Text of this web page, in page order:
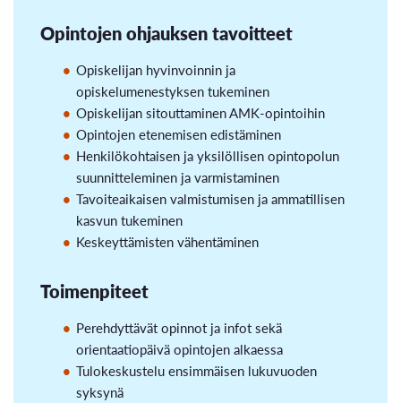
Opintojen ohjauksen tavoitteet
Opiskelijan hyvinvoinnin ja
opiskelumenestyksen tukeminen
Opiskelijan sitouttaminen AMK-opintoihin
Opintojen etenemisen edistäminen
Henkilökohtaisen ja yksilöllisen opintopolun
suunnitteleminen ja varmistaminen
Tavoiteaikaisen valmistumisen ja ammatillisen
kasvun tukeminen
Keskeyttämisten vähentäminen
Toimenpiteet
Perehdyttävät opinnot ja infot sekä
orientaatiopäivä opintojen alkaessa
Tulokeskustelu ensimmäisen lukuvuoden
syksynä